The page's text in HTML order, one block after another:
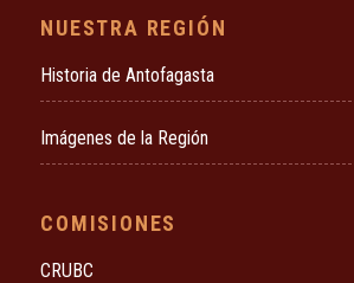
NUESTRA REGIÓN
Historia de Antofagasta
Imágenes de la Región
COMISIONES
CRUBC